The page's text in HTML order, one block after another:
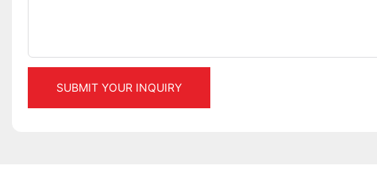
SUBMIT YOUR INQUIRY